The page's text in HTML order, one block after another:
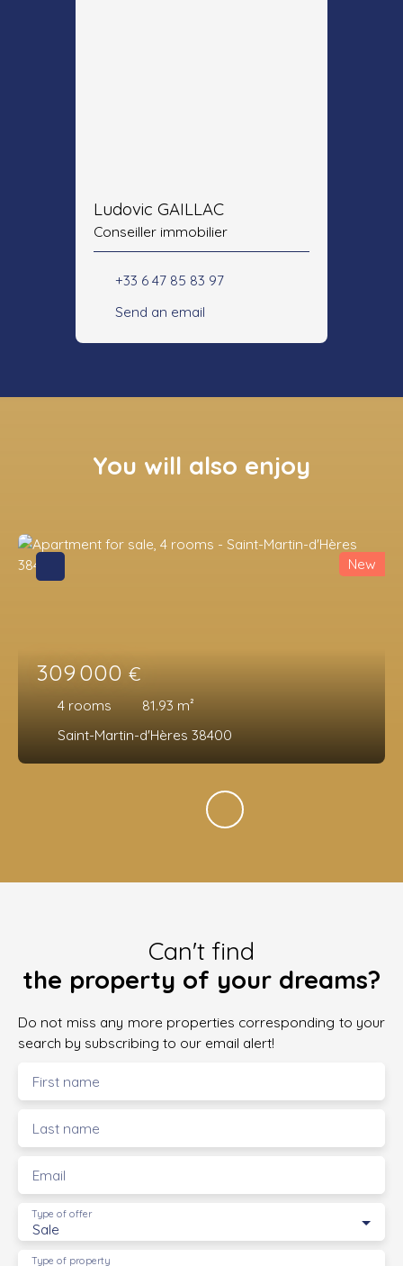
Ludovic GAILLAC
Conseiller immobilier
+33 6 47 85 83 97
Send an email
You will also enjoy
309 000 €
4 rooms 81.93 m²
Saint-Martin-d'Hères 38400
New
Can't find
the property of your dreams?
Do not miss any more properties corresponding to your
search by subscribing to our email alert!
First name
Last name
Email
Sale
Type of offer
Type of property